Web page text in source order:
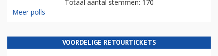
Totaal aantal stemmen: 170
Meer polls
VOORDELIGE RETOURTICKETS